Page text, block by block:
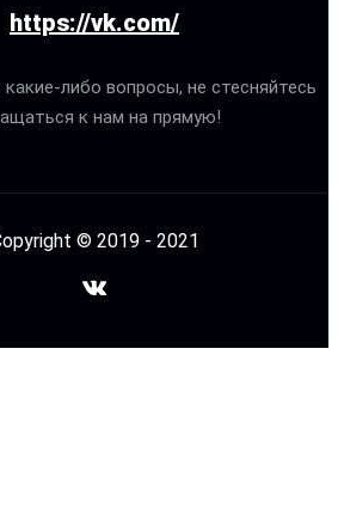
https://vk.com/
какие-либо вопросы, не стесняйтесь
к нам на прямую!
© 2019 - 2021